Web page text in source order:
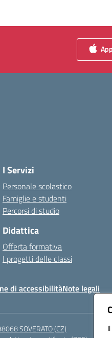
I Servizi
Personale scolastico
Famiglie e studenti
Percorsi di studio
Didattica
Offerta formativa
I progetti delle classi
di accessibilitàNote legali
SOVERATO (CZ)